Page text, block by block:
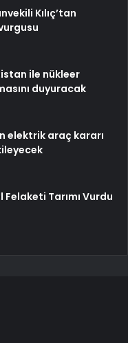
Kılıç’tan
ile nükleer
duyuracak
elektrik araç kararı
Felaketi Tarımı Vurdu